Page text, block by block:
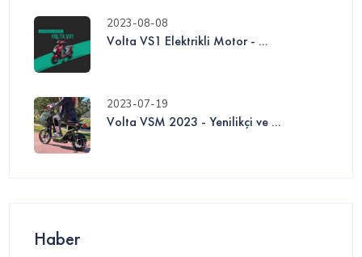
2023-08-08
Volta VS1 Elektrikli Motor - ...
2023-07-19
Volta VSM 2023 - Yenilikçi ve ...
Haber